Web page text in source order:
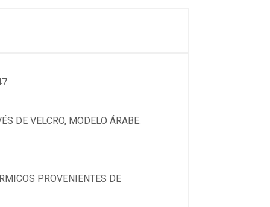
DE VELCRO, MODELO ÁRABE.
PROVENIENTES DE